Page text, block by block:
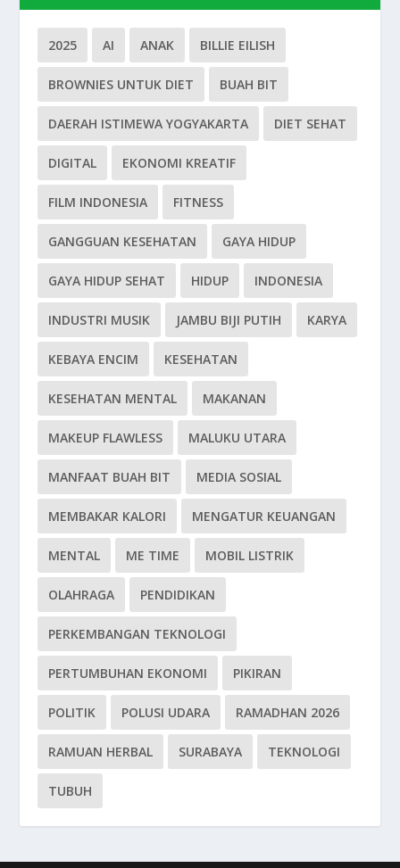
2025 AI ANAK BILLIE EILISH
BROWNIES UNTUK DIET BUAH BIT
DAERAH ISTIMEWA YOGYAKARTA DIET SEHAT
DIGITAL EKONOMI KREATIF
FILM INDONESIA FITNESS
GANGGUAN KESEHATAN GAYA HIDUP
GAYA HIDUP SEHAT HIDUP INDONESIA
INDUSTRI MUSIK JAMBU BIJI PUTIH KARYA
KEBAYA ENCIM KESEHATAN
KESEHATAN MENTAL MAKANAN
MAKEUP FLAWLESS MALUKU UTARA
MANFAAT BUAH BIT MEDIA SOSIAL
MEMBAKAR KALORI MENGATUR KEUANGAN
MENTAL ME TIME MOBIL LISTRIK
OLAHRAGA PENDIDIKAN
PERKEMBANGAN TEKNOLOGI
PERTUMBUHAN EKONOMI PIKIRAN
POLITIK POLUSI UDARA RAMADHAN 2026
RAMUAN HERBAL SURABAYA TEKNOLOGI
TUBUH